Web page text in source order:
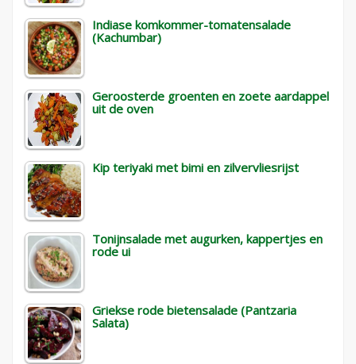
Indiase komkommer-tomatensalade
(Kachumbar)
Geroosterde groenten en zoete aardappel
uit de oven
Kip teriyaki met bimi en zilvervliesrijst
Tonijnsalade met augurken, kappertjes en
rode ui
Griekse rode bietensalade (Pantzaria
Salata)